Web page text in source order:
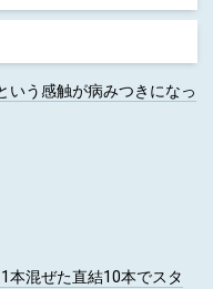
いう感触が病みつきになっ
本混ぜた直結10本でスタ